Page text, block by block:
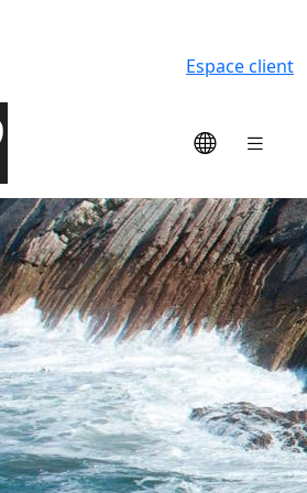
Espace client